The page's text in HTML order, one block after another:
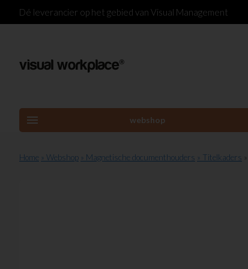
Dé leverancier op het gebied van Visual Management
menu webshop
Home » Webshop » Magnetische documenthouders » Titelkaders